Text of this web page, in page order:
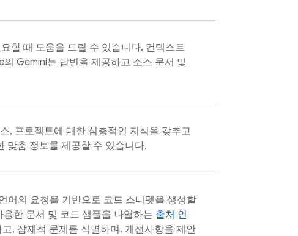
할 때 도움을 드릴 수 있습니다. 컨텍스트
의 Gemini는 답변을 제공하고 소스 문서 및
, 프로젝트에 대한 심층적인 지식을 갖추고
맞춤 정보를 제공할 수 있습니다.
어의 요청을 기반으로 코드 스니펫을 생성할
한 문서 및 코드 샘플을 나열하는 출처 인
, 잠재적 문제를 식별하며, 개선사항을 제안